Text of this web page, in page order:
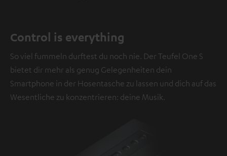
Control is everything
So viel fummeln durftest du noch nie. Der Teufel One S
bietet dir mehr als genug Gelegenheiten dein
Smartphone in der Hosentasche zu lassen und dich auf das
Wesentliche zu konzentrieren: deine Musik.